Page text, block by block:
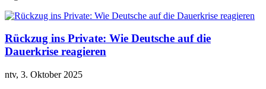
Rückzug ins Private: Wie Deutsche auf die
Dauerkrise reagieren
ntv, 3. Oktober 2025